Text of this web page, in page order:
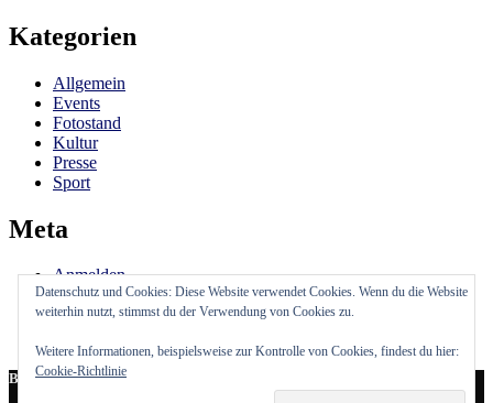
Kategorien
Allgemein
Events
Fotostand
Kultur
Presse
Sport
Meta
Anmelden
Eintrags-Feed
Kommentar-Feed
Bleibe auf dem Laufenden
Datenschutz und Cookies: Diese Website verwendet Cookies. Wenn du die Website
weiterhin nutzt, stimmst du der Verwendung von Cookies zu.
Weitere Informationen, beispielsweise zur Kontrolle von Cookies, findest du hier:
Cookie-Richtlinie